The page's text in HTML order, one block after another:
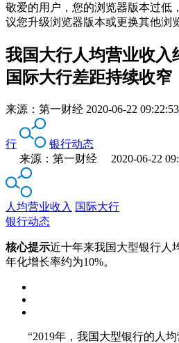
敬爱的用户，您的浏览器版本过低
议您升级浏览器版本或更换其他浏
我国大行人均营业收入
国际大行差距持续收窄
来源： 第一财经 2020-06-22 09:22:53
行
银行动态
来源：第一财经 2020-06-22
人均营业收入 国际大行
银行动态
核心提示近十年来我国大型银行人
年化增长率约为10%。
“2019年，我国大型银行的人